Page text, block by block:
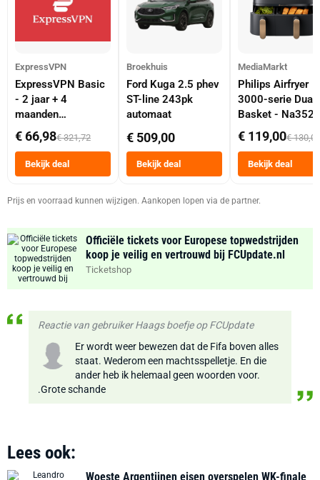
ExpressVPN
ExpressVPN Basic
- 2 jaar + 4
maanden
abonnement
€ 66,98€ 321,72
Bekijk deal
Broekhuis
Ford Kuga 2.5 phev
ST-line 243pk
automaat
€ 509,00
Bekijk deal
MediaMarkt
Philips Airfryer
3000-serie Dual
Basket -
Dubbele Mand 9
Tot 6 Personen
Heteluchtfriteuse
Zwart
€ 119,00€ 130,00
Bekijk deal
Prijs en voorraad kunnen wijzigen. Aankopen lopen via de partner.
Officiële tickets voor Europese topwedstrijden
koop je veilig en vertrouwd bij FCUpdate.nl
Ticketshop
Reactie van gebruiker Haags boefje op FCUpdate
Er wordt weer bewezen dat de Fifa boven alles
staat. Wederom een machtsspelletje. En die
ander heb ik helemaal geen woorden voor.
.Grote schande
Lees ook:
Woeste Argentijnen eisen overspelen WK-finale